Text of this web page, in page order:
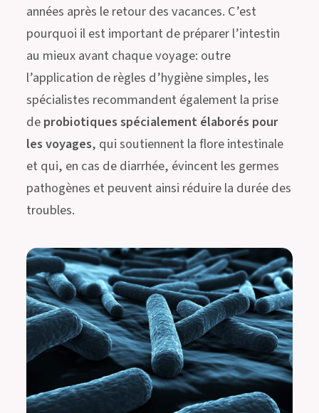
années après le retour des vacances. C’est
pourquoi il est important de préparer l’intestin
au mieux avant chaque voyage: outre
l’application de règles d’hygiène simples, les
spécialistes recommandent également la prise
deprobiotiques spécialement élaborés pour
les voyages, qui soutiennent la flore intestinale
et qui, en cas de diarrhée, évincent les germes
pathogènes et peuvent ainsi réduire la durée des
troubles.